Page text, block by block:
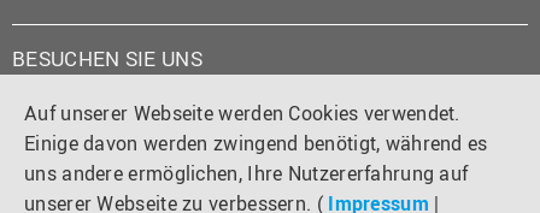
Auf unserer Webseite werden Cookies verwendet.
Einige davon werden zwingend benötigt, während es
uns andere ermöglichen, Ihre Nutzererfahrung auf
unserer Webseite zu verbessern. ( Impressum |
BESUCHEN SIE UNS
Instagram
TiktokLinkedIn
YouTube
Facebook